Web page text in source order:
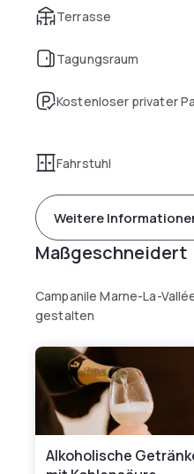
Terrasse
Tagungsraum
Kostenloser privater
Fahrstuhl
Weitere
Maßgeschneidert
Campanile Marne-La-
gestalten
Alkoholische